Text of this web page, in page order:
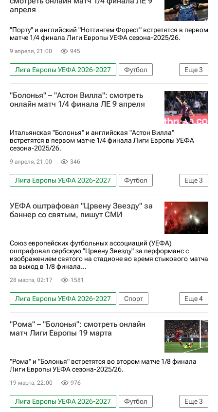
апреля
"Порту" и английский "Ноттингем Форест" встретятся в первом
матче 1/4 финала Лиги Европы УЕФА сезона-2025/26.
9 апреля, 21:00 945
Еще3
Лига Европы УЕФА 2026-2027
Футбол
Порту
Ноттингем Форест
Анонсы и трансляции матчей
"Болонья" – "Астон Вилла": смотреть
онлайн матч 1/4 финала ЛЕ 9 апреля
Итальянская "Болонья" и английская "Астон Вилла"
встретятся в первом матче 1/4 финала Лиги Европы УЕФА
сезона-2025/26.
9 апреля, 21:00 346
Еще3
Лига Европы УЕФА 2026-2027
Футбол
Болонья
Астон Вилла
Анонсы и трансляции матчей
УЕФА оштрафовал "Црвену Звезду" за
баннер со святым, пишут СМИ
Союз европейских футбольных ассоциаций (УЕФА)
оштрафовал сербскую "Црвену Звезду" за перформанс с
изображением святого на стадионе во время стыкового матча
за выход в 1/8 финала...
28 марта, 02:17 1581
Еще4
Лига Европы УЕФА 2026-2027
Спорт
Союз европейских футбольных ассоциаций (УЕФА)
Црвена Звезда
Лилль Вокруг спорта
"Рома" – "Болонья": смотреть онлайн
матч Лиги Европы 19 марта
"Рома" и "Болонья" встретятся во втором матче 1/8 финала
Лиги Европы УЕФА сезона-2025/26.
19 марта, 22:00 976
Еще3
Лига Европы УЕФА 2026-2027
Футбол